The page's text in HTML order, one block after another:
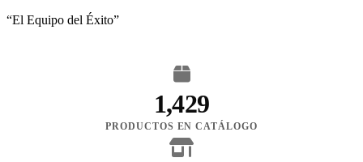
“El Equipo del Éxito”
1,429
PRODUCTOS EN CATÁLOGO